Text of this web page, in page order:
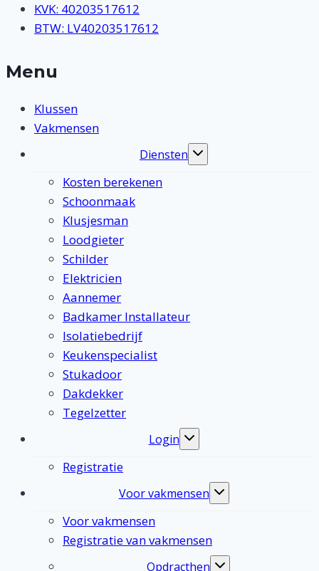
KVK: 40203517612
BTW: LV40203517612
Menu
Klussen
Vakmensen
Diensten
Toggle
Kosten berekenen
Schoonmaak
Klusjesman
Loodgieter
Schilder
Elektricien
Aannemer
Badkamer Installateur
Isolatiebedrijf
Keukenspecialist
Stukadoor
Dakdekker
Tegelzetter
Login
Toggle
Registratie
Voor vakmensen
Toggle
Voor vakmensen
Registratie van vakmensen
Opdracthen